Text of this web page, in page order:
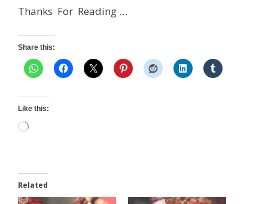
Thanks For Reading …
Share this:
Like this:
Loading…
Related